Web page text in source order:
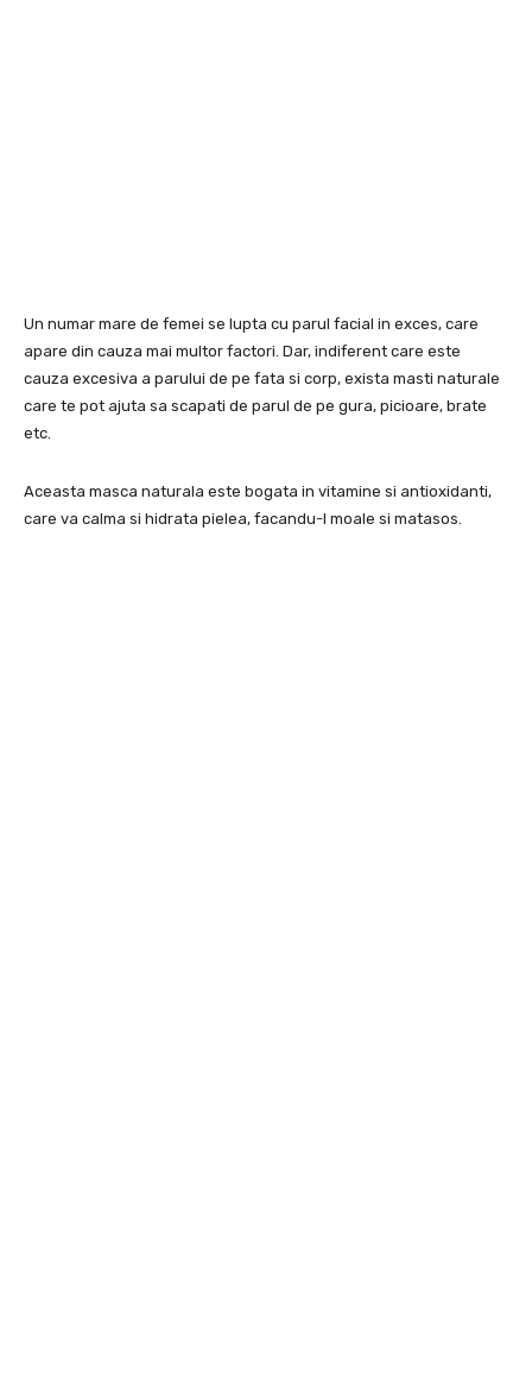
Un numar mare de femei se lupta cu parul facial in exces, care
apare din cauza mai multor factori. Dar, indiferent care este
cauza excesiva a parului de pe fata si corp, exista masti naturale
care te pot ajuta sa scapati de parul de pe gura, picioare, brate
etc.
Aceasta masca naturala este bogata in vitamine si antioxidanti,
care va calma si hidrata pielea, facandu-l moale si matasos.